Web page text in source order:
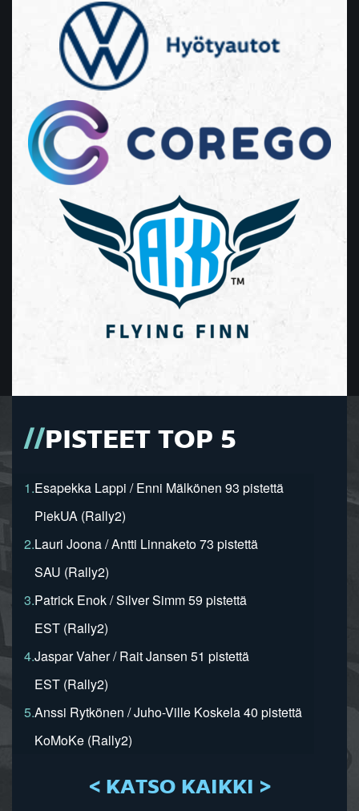
PISTEET TOP 5
1.Esapekka Lappi / Enni Mälkönen 93 pistettä
PiekUA (Rally2)
2.Lauri Joona / Antti Linnaketo 73 pistettä
SAU (Rally2)
3.Patrick Enok / Silver Simm 59 pistettä
EST (Rally2)
4.Jaspar Vaher / Rait Jansen 51 pistettä
EST (Rally2)
5.Anssi Rytkönen / Juho-Ville Koskela 40 pistettä
KoMoKe (Rally2)
< KATSO KAIKKI >